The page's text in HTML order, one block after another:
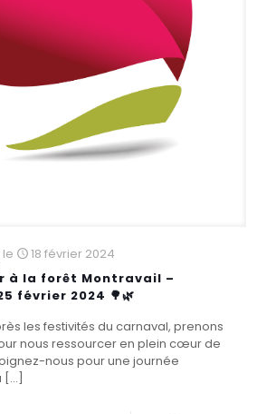
le
18 février 2024
à la forêt Montravail –
février 2024 🌳🌿
les festivités du carnaval, prenons
nous ressourcer en plein cœur de
nous pour une journée
[…]